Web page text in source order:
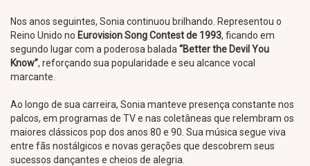
Nos anos seguintes, Sonia continuou brilhando. Representou o
Reino Unido no Eurovision Song Contest de 1993, ficando em
segundo lugar com a poderosa balada “Better the Devil You
Know”, reforçando sua popularidade e seu alcance vocal
marcante.
Ao longo de sua carreira, Sonia manteve presença constante nos
palcos, em programas de TV e nas coletâneas que relembram os
maiores clássicos pop dos anos 80 e 90. Sua música segue viva
entre fãs nostálgicos e novas gerações que descobrem seus
sucessos dançantes e cheios de alegria.